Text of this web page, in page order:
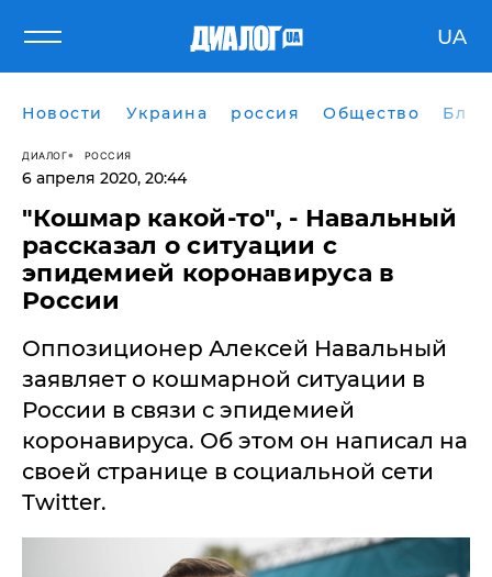
UA
Новости Украина россия Общество
ДИАЛОГ РОССИЯ
6 апреля 2020, 20:44
"Кошмар какой-то", - Навальный
рассказал о ситуации с
эпидемией коронавируса в
России
​Оппозиционер Алексей Навальный
заявляет о кошмарной ситуации в
России в связи с эпидемией
коронавируса. Об этом он написал на
своей странице в социальной сети
Тwitter.